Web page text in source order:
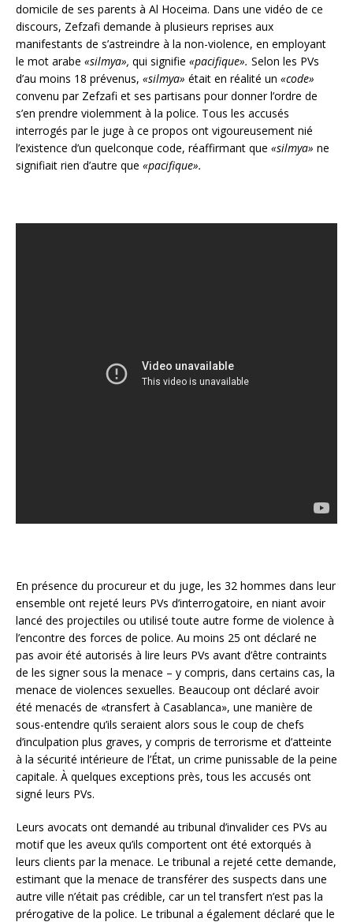
domicile de ses parents à Al Hoceima. Dans une vidéo de ce
discours, Zefzafi demande à plusieurs reprises aux
manifestants de s’astreindre à la non-violence, en employant
le mot arabe «silmya», qui signifie «pacifique». Selon les PVs
d’au moins 18 prévenus, «silmya» était en réalité un «code»
convenu par Zefzafi et ses partisans pour donner l’ordre de
s’en prendre violemment à la police. Tous les accusés
interrogés par le juge à ce propos ont vigoureusement nié
l’existence d’un quelconque code, réaffirmant que «silmya» ne
signifiait rien d’autre que «pacifique».
En présence du procureur et du juge, les 32 hommes dans leur
ensemble ont rejeté leurs PVs d’interrogatoire, en niant avoir
lancé des projectiles ou utilisé toute autre forme de violence à
l’encontre des forces de police. Au moins 25 ont déclaré ne
pas avoir été autorisés à lire leurs PVs avant d’être contraints
de les signer sous la menace – y compris, dans certains cas, la
menace de violences sexuelles. Beaucoup ont déclaré avoir
été menacés de «transfert à Casablanca», une manière de
sous-entendre qu’ils seraient alors sous le coup de chefs
d’inculpation plus graves, y compris de terrorisme et d’atteinte
à la sécurité intérieure de l’État, un crime punissable de la peine
capitale. À quelques exceptions près, tous les accusés ont
signé leurs PVs.
Leurs avocats ont demandé au tribunal d’invalider ces PVs au
motif que les aveux qu’ils comportent ont été extorqués à
leurs clients par la menace. Le tribunal a rejeté cette demande,
estimant que la menace de transférer des suspects dans une
autre ville n’était pas crédible, car un tel transfert n’est pas la
prérogative de la police. Le tribunal a également déclaré que le